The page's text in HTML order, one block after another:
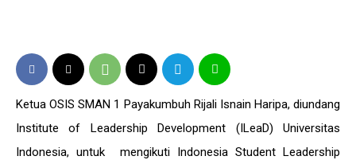
Ketua OSIS SMAN 1 Payakumbuh Rijali Isnain Haripa, diundang
Institute of Leadership Development (ILeaD) Universitas
Indonesia, untuk mengikuti Indonesia Student Leadership